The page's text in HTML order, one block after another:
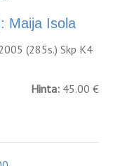
Maija Isola
(285s.) Skp K4
Hinta: 45.00 €